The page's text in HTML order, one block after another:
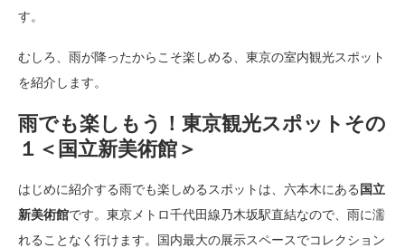
す。
むしろ、雨が降ったからこそ楽しめる、東京の室内観光スポット
を紹介します。
雨でも楽しもう！東京観光スポットその
１＜国立新美術館＞
はじめに紹介する雨でも楽しめるスポットは、六本木にある 国立
新美術館です。東京メトロ千代田線乃木坂駅直結なので、雨に濡
れることなく行けます。国内最大の展示スペースでコレクション